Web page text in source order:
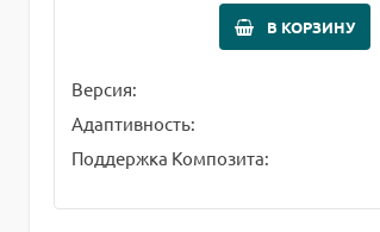
В КОРЗИНУ
Версия:
Адаптивность:
Поддержка Композита: